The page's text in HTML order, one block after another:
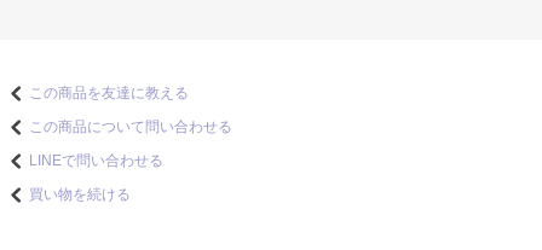
この商品を友達に教える
この商品について問い合わせる
LINEで問い合わせる
買い物を続ける